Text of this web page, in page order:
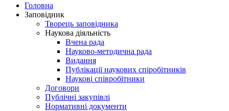
Головна
Заповідник
Творець заповідника
Наукова діяльність
Вчена рада
Науково-методична рада
Видання
Публікації наукових спіробітників
Наукові співробітники
Договори
Публічні закупівлі
Нормативні документи